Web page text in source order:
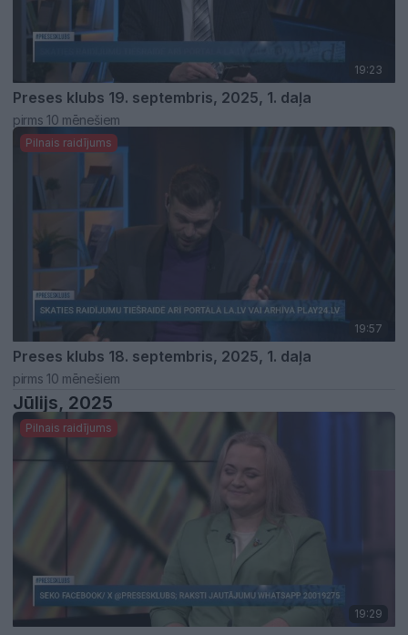
19:23
Preses klubs 19. septembris, 2025, 1. daļa
pirms 10 mēnešiem
Pilnais raidījums
19:57
Preses klubs 18. septembris, 2025, 1. daļa
pirms 10 mēnešiem
Jūlijs, 2025
Pilnais raidījums
19:29